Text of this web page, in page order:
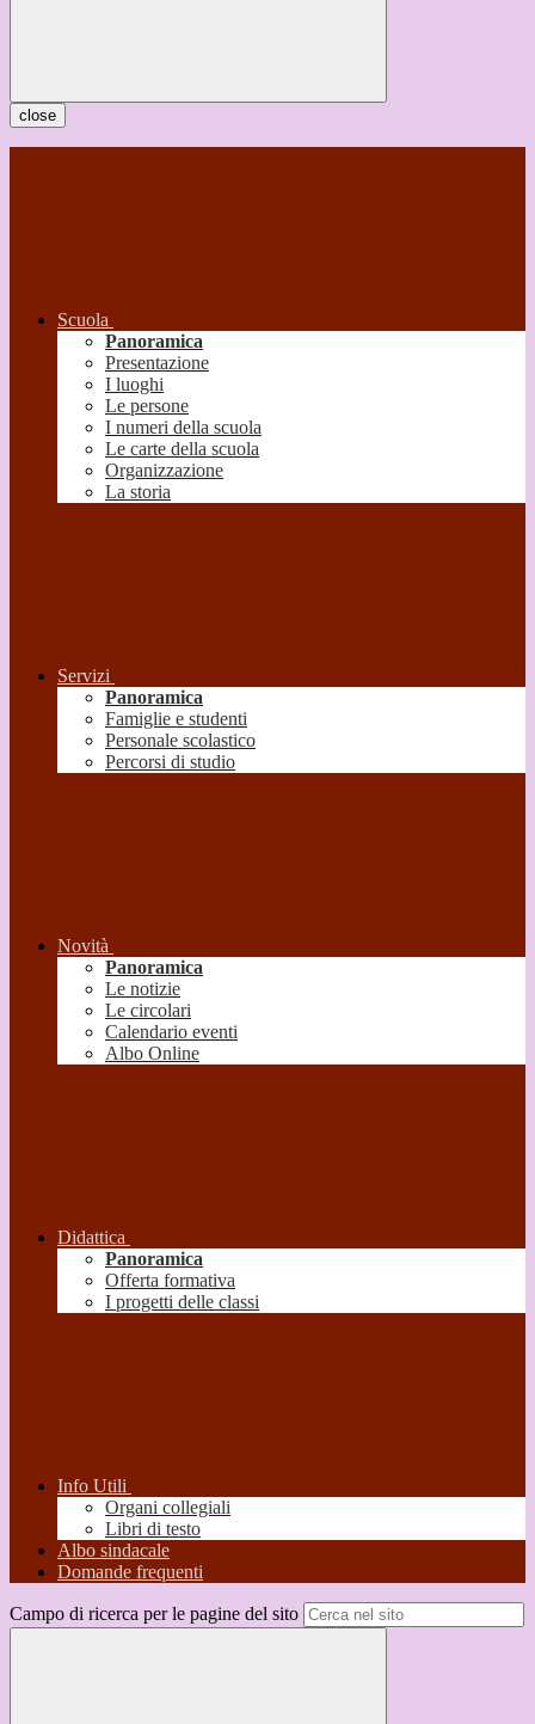
close
Scuola
Panoramica
Presentazione
I luoghi
Le persone
I numeri della scuola
Le carte della scuola
Organizzazione
La storia
Servizi
Panoramica
Famiglie e studenti
Personale scolastico
Percorsi di studio
Novità
Panoramica
Le notizie
Le circolari
Calendario eventi
Albo Online
Didattica
Panoramica
Offerta formativa
I progetti delle classi
Info Utili
Organi collegiali
Libri di testo
Albo sindacale
Domande frequenti
Campo di ricerca per le pagine del sito